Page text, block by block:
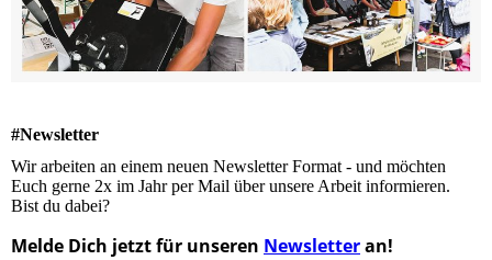
#Newsletter
Wir arbeiten an einem neuen Newsletter Format - und möchten
Euch gerne 2x im Jahr per Mail über unsere Arbeit informieren.
Bist du dabei?
Melde Dich jetzt für unseren Newsletteran!